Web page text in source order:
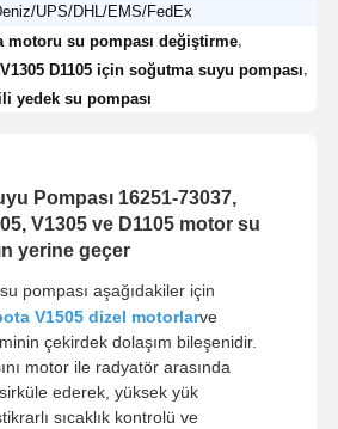
UPS/DHL/EMS/FedEx
motoru su pompası değiştirme
D1105 için soğutma suyu pompası
yedek su pompası
Pompası 16251-73037,
V1305 ve D1105 motor su
yerine geçer
pompası aşağıdakiler için
V1505 dizel motorlarve
çekirdek dolaşım bileşenidir.
motor ile radyatör arasında
ederek, yüksek yük
sıcaklık kontrolü ve